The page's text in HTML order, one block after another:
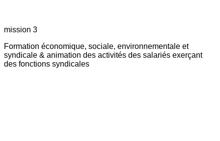
mission 3
Formation économique, sociale, environnementale et
syndicale & animation des activités des salariés exerçant
des fonctions syndicales